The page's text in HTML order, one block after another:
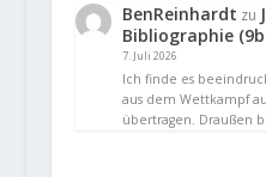
BenReinhardt zu
Bibliographie
7. Juli 2026
Ich finde es
aus dem Wettkampf
übertragen. Draußen